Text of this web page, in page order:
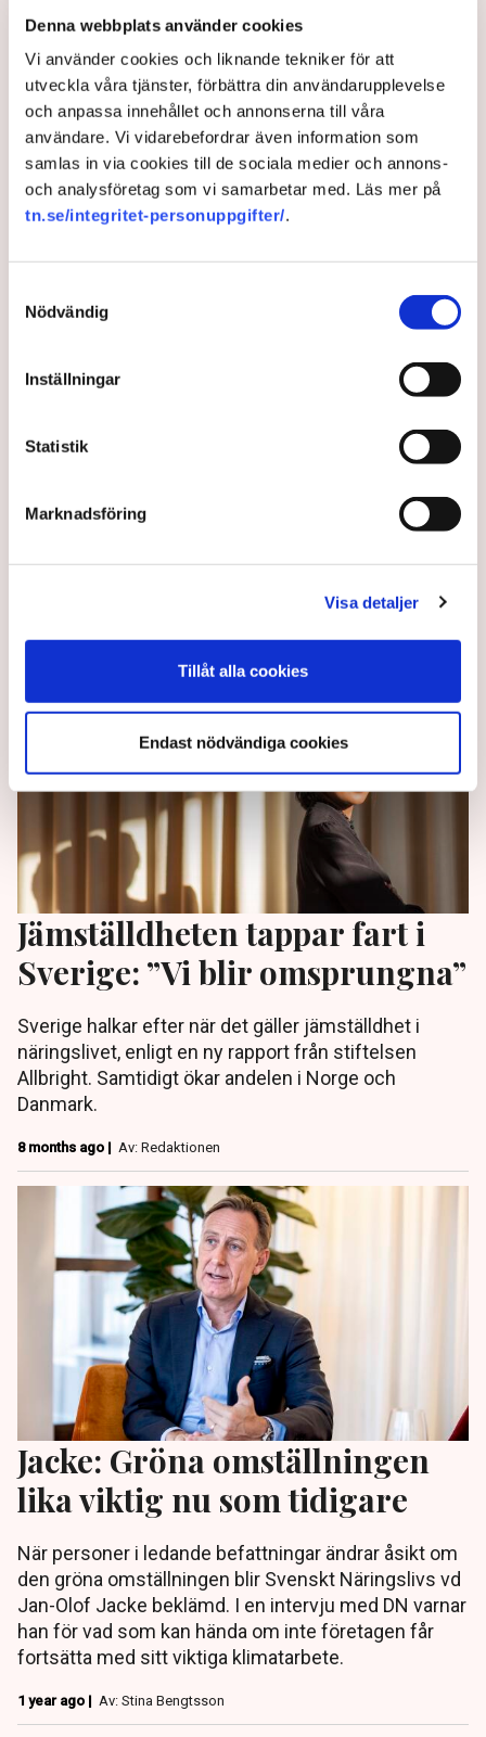
Denna webbplats använder cookies
Vi använder cookies och liknande tekniker för att
utveckla våra tjänster, förbättra din användarupplevelse
och anpassa innehållet och annonserna till våra
användare. Vi vidarebefordrar även information som
samlas in via cookies till de sociala medier och annons-
och analysföretag som vi samarbetar med. Läs mer på
tn.se/integritet-personuppgifter/.
Nödvändig
Inställningar
Statistik
Marknadsföring
Visa detaljer
Tillåt alla cookies
Endast nödvändiga cookies
7 months ago | Av: TT
”Gärna fler kvinnor som
driver företag, men varför
inte med vinst?”
Ett viktigt steg mot ökad jämställdhet i Sverige är att
sluta ifrågasätta just kvinnors rätt att driva företag
Jämställdheten tappar fart i
Sverige: ”Vi blir omsprungna”
Sverige halkar efter när det gäller jämställdhet i
näringslivet, enligt en ny rapport från stiftelsen
Allbright. Samtidigt ökar andelen i Norge och
Danmark.
8 months ago | Av: Redaktionen
Jacke: Gröna omställningen
lika viktig nu som tidigare
När personer i ledande befattningar ändrar åsikt om
den gröna omställningen blir Svenskt Näringslivs vd
Jan-Olof Jacke beklämd. I en intervju med DN varnar
han för vad som kan hända om inte företagen får
fortsätta med sitt viktiga klimatarbete.
1 year ago | Av: Stina Bengtsson